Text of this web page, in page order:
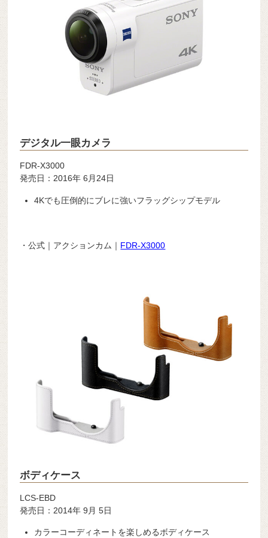
デジタル一眼カメラ
FDR-X3000
発売日：2016年 6月24日
4Kでも圧倒的にブレに強いフラッグシップモデル
・公式｜アクションカム｜ FDR-X3000
ボディケース
LCS-EBD
発売日：2014年 9月 5日
カラーコーディネートを楽しめるボディケース